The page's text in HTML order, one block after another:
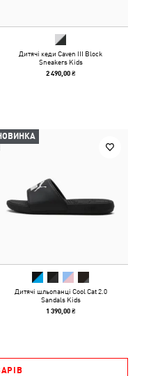
Дитячі кеди Caven III Block
Sneakers Kids
2 490,00 ₴
Дитячі шльопанці Cool Cat 2.0
Sandals Kids
1 390,00 ₴